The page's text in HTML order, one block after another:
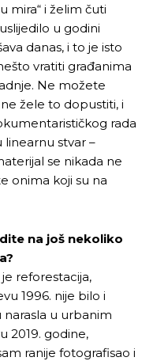
mira“ i želim čuti
u godini
danas, i to je isto
vratiti građanima
Ne možete
žele to dopustiti, i
rada
linearnu stvar –
se nikada ne
onima koji su na
na još nekoliko
reforestacija,
1996. nije bilo i
u urbanim
2019. godine,
ranije fotografisao i